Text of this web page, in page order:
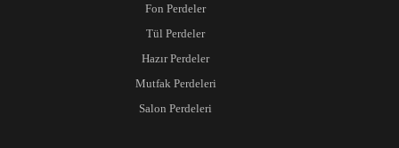
Fon Perdeler
Tül Perdeler
Hazır Perdeler
Mutfak Perdeleri
Salon Perdeleri